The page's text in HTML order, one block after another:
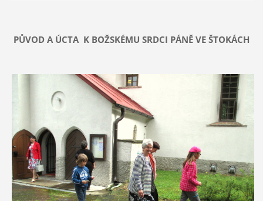
PŮVOD A ÚCTA K BOŽSKÉMU SRDCI PÁNĚ VE ŠTOKÁCH